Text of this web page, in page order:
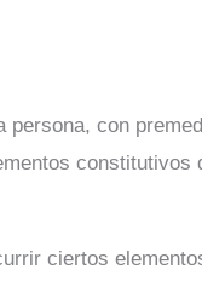
con
constitutivos
ciertos